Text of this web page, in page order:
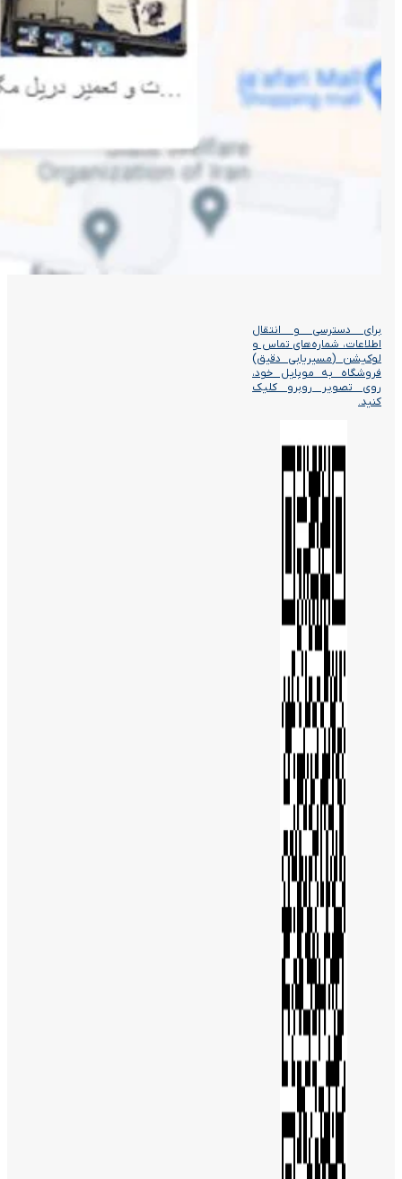
برای دسترسی و انتقال
اطلاعات، شماره‌های تماس و
لوکیشن (مسیریابی دقیق)
فروشگاه به موبایل خود،
روی تصویر روبرو کلیک
کنید.